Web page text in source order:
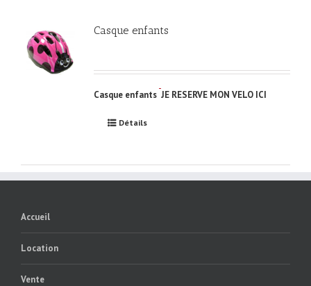
Casque enfants
Casque enfants JE RESERVE MON VELO ICI
Détails
Accueil
Location
Vente